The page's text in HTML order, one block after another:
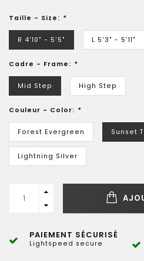
Taille - Size: *
R 4'10" - 5'5" L 5'3" - 5'11"
Cadre - Frame: *
Mid Step High Step
Couleur - Color: *
Forest Evergreen Sunset
Lightning Silver
PAIEMENT SÉCURISÉ
Lightspeed secure